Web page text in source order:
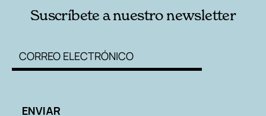
Suscríbete a nuestro newsletter